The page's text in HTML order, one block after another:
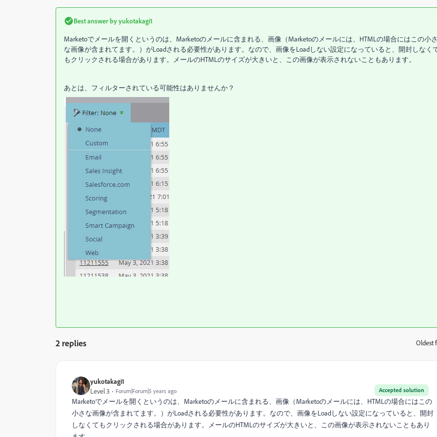
Best answer byyukotakagi1
Marketoでメールを開くというのは、Marketoのメールに含まれる、画像（Marketoのメールには、HTMLの場合にはこの小
な画像が含まれてます。）がLoadされる必要性があります。なので、画像をLoadしない設定になっていると、開封しなく
もクリックされる場合があります。メールのHTMLのサイズが大きいと、この画像が表示されないこともあります。
あとは、フィルターされている可能性はありませんか？
2 replies Oldest
yukotakagi1
Accepted solution
Level 3 Forum|Forum|5 years ago
Marketoでメールを開くというのは、Marketoのメールに含まれる、画像（Marketoのメールには、HTMLの場合にはこの
小さな画像が含まれてます。）がLoadされる必要性があります。なので、画像をLoadしない設定になっていると、開封
しなくてもクリックされる場合があります。メールのHTMLのサイズが大きいと、この画像が表示されないこともあり